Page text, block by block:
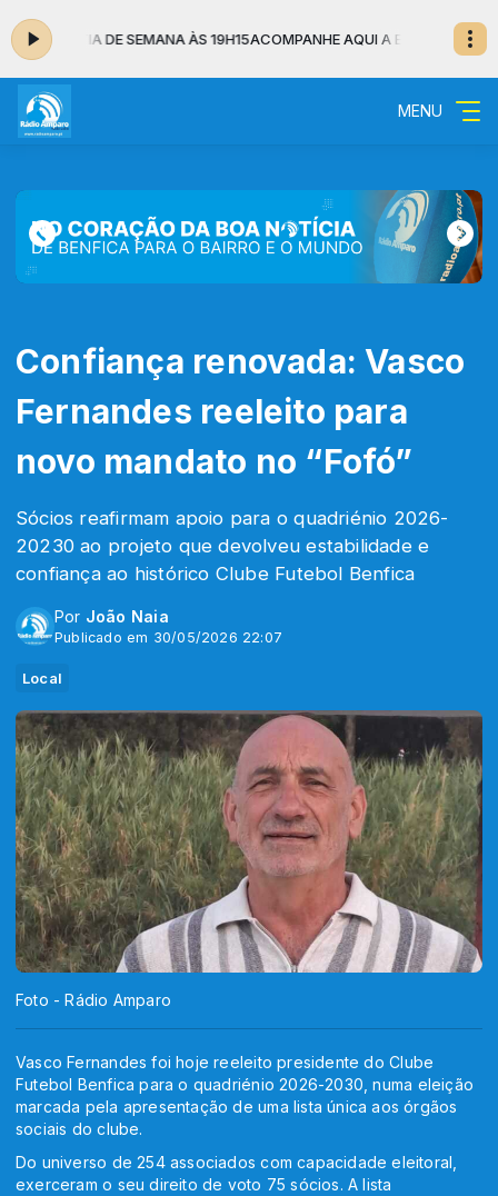
DE SEMANA ÀS 19H15ACOMPANHE AQUI A EUCARISTIA DE
MENU
Confiança renovada: Vasco
Fernandes reeleito para
novo mandato no “Fofó”
Sócios reafirmam apoio para o quadriénio 2026-
20230 ao projeto que devolveu estabilidade e
confiança ao histórico Clube Futebol Benfica
Por João Naia
Publicado em 30/05/2026 22:07
Local
Foto - Rádio Amparo
Vasco Fernandes foi hoje reeleito presidente do Clube
Futebol Benfica para o quadriénio 2026-2030, numa eleição
marcada pela apresentação de uma lista única aos órgãos
sociais do clube.
Do universo de 254 associados com capacidade eleitoral,
exerceram o seu direito de voto 75 sócios. A lista